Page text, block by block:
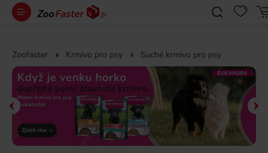
Zoofaster Krmivo pro psy Suché krmivo pro psy